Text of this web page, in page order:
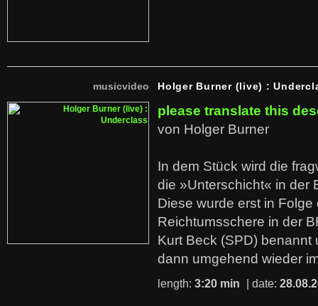
musicvideo Holger Burner (live) :
please translate this
von Holger Burner
In dem Stück wird die
die »Unterschicht« in der
Diese wurde erst in
Reichtumsschere in der
Kurt Beck (SPD)
dann umgehend wieder
length: 3:20 min | date: